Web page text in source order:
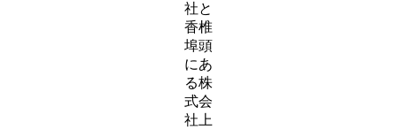
社と
香椎
埠頭
にあ
る株
式会
社上